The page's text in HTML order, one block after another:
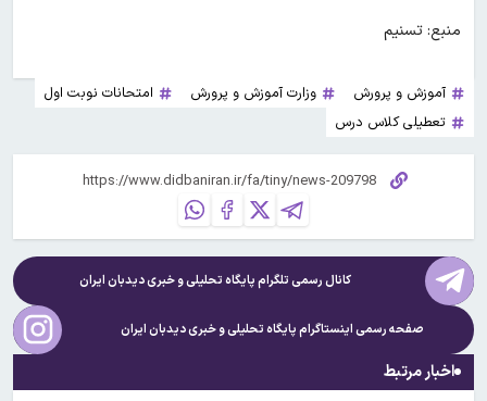
منبع: تسنیم
آموزش و پرورش وزارت آموزش و پرورش
امتحانات نوبت اول
تعطیلی کلاس درس
کانال رسمی تلگرام پایگاه تحلیلی و خبریدیدبان ایران
صفحه رسمی اینستاگرام پایگاه تحلیلی و خبریدیدبان ایران
اخبار مرتبط